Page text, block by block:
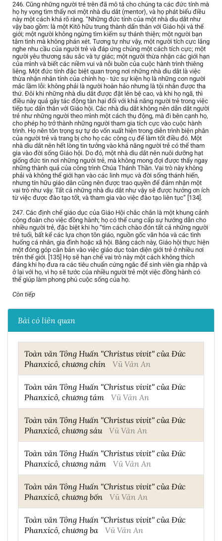
246. Cũng những người trẻ trên đã mô tả cho chúng ta các đức tính mà
họ hy vọng tìm thấy nơi một nhà dìu dắt (mentor), và họ phát biểu điều
này một cách khá rõ ràng. “Những đức tính của một nhà dìu dắt như
vậy bao gồm: là một Kitô hữu trung thành dấn thân với Giáo hội và thế
giới; một người không ngừng tìm kiếm sự thánh thiện; một người bạn
tâm tình mà không phán xét. Tương tự như vậy, một người tích cực lắng
nghe nhu cầu của người trẻ và đáp ứng chúng một cách tích cực; một
người yêu thương sâu sắc và tự giác; một người thừa nhận các giới hạn
của mình và biết các niềm vui và nỗi buồn của cuộc hành trình thiêng
liêng. Một đức tính đặc biệt quan trọng nơi những nhà dìu dắt là việc
thừa nhận nhân tính của chính họ - tức sự kiện họ là những con người
mắc lầm lỗi: không phải là người hoàn hảo nhưng là tội nhân được tha
thứ. Đôi khi những nhà dìu dắt được đặt lên bệ cao, và khi họ ngã, thì
điều này quả gây tác động tàn hại đối với khả năng người trẻ trong việc
tiếp tục dấn thân với Giáo hội. Các nhà dìu dắt không nên dẫn dắt người
trẻ như những người theo mình một cách thụ động, mà đi bên cạnh họ,
cho phép họ trở thành những người tham gia tích cực vào cuộc hành
trình. Họ nên tôn trọng sự tự do vốn xuất hiện trong diễn trình biện phân
của người trẻ và trang bị cho họ các công cụ để làm tốt điều đó. Một
nhà dìu dắt nên hết lòng tin tưởng vào khả năng người trẻ có thể tham
gia vào đời sống Giáo hội. Do đó, một nhà dìu dắt nên nuôi dưỡng hạt
giống đức tin nơi những người trẻ, mà không mong đợi được thấy ngay
những thành quả của công trình Chúa Thánh Thần. Vai trò này không
phải và không thể giới hạn vào các linh mục và đời sống thánh hiến,
nhưng tín hữu giáo dân cũng nên được trao quyền để đảm nhận một
vai trò như vậy. Tất cả những nhà dìu dắt như vậy sẽ được hưởng ơn ích
từ việc được đào tạo tốt, và tham gia vào việc đào tạo liên tục” [134].
247. Các định chế giáo dục của Giáo Hội chắc chắn là một khung cảnh
cộng đoàn cho việc đồng hành; họ có thể cung cấp sự hướng dẫn cho
nhiều người trẻ, đặc biệt khi họ “tìm cách chào đón tất cả những người
trẻ tuổi, bất kể các lựa chọn tôn giáo, nguồn gốc văn hóa và các tình
huống cá nhân, gia đình hoặc xã hội. Bằng cách này, Giáo hội thực hiện
một đóng góp căn bản vào việc giáo dục toàn diện giới trẻ ở nhiều nơi
trên thế giới. [135] Họ sẽ hạn chế vai trò này một cách không thích
đáng khi họ đưa ra các tiêu chuẩn cứng ngắc để sinh viên gia nhập và
ở lại với họ, vì họ sẽ tước của nhiều người trẻ một việc đồng hành có
thể giúp làm phong phú cuộc sống của họ.
Còn tiếp
Bài có liên quan
Toàn văn Tông Huấn ''Christus vivit'' của Đức
Phanxicô, chương chín
Vũ Văn An
Toàn văn Tông Huấn ''Christus vivit'' của Đức
Phanxicô, chương tám
Vũ Văn An
Toàn văn Tông Huấn ''Christus vivit'' của Đức
Phanxicô, chương sáu
Vũ Văn An
Toàn văn Tông Huấn ''Christus vivit'' của Đức
Phanxicô, chương năm
Vũ Văn An
Toàn văn Tông Huấn ''Christus vivit'' của Đức
Phanxicô, chương bốn
Vũ Văn An
Toàn văn Tông Huấn ''Christus vivit'' của Đức
Phanxicô, chương ba
Vũ Văn An